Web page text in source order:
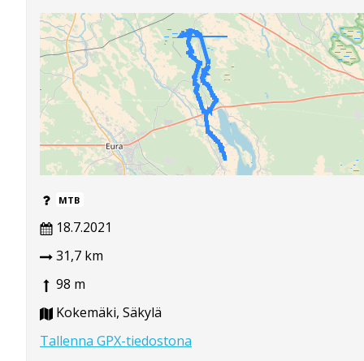
MTB
18.7.2021
31,7 km
98 m
Kokemäki, Säkylä
Tallenna GPX-tiedostona